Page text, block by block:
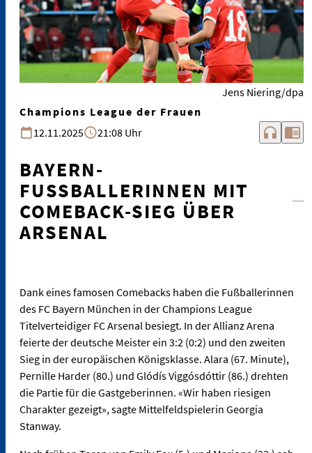
Jens Niering/dpa
Champions League der Frauen
12.11.2025
21:08 Uhr headphones chrome_reader_mode
BAYERN-
FUSSBALLERINNEN MIT C
OMEBACK-SIEG ÜBER A
RSENAL
Dank eines famosen Comebacks haben die Fußballerinnen
des FC Bayern München in der Champions League
Titelverteidiger FC Arsenal besiegt. In der Allianz Arena
feierte der deutsche Meister ein 3:2 (0:2) und den zweiten
Sieg in der europäischen Königsklasse. Alara (67. Minute),
Pernille Harder (80.) und Glódís Viggósdóttir (86.) drehten
die Partie für die Gastgeberinnen. «Wir haben riesigen
Charakter gezeigt», sagte Mittelfeldspielerin Georgia
Stanway.